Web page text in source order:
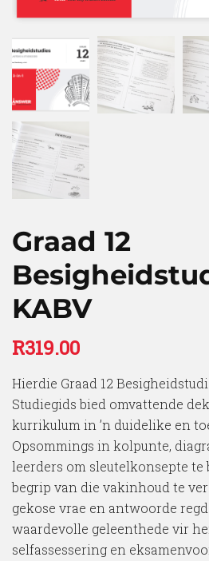
Graad 12
KABV
R319.00
Hierdie Graad 12
Studiegids bied omvattende
kurrikulum in ’n duidelike en
Opsommings in kolpunte,
leerders om sleutelkonsepte te
begrip van die vakinhoud te
gekose vrae en antwoorde
waardevolle geleenthede vir
selfassessering en